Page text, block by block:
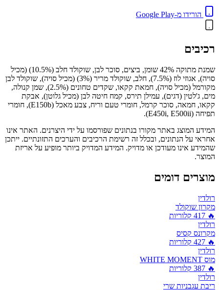
הורידו מ-Google Play
רכיבים
שמנת מתוקה 42% שומן, ביצים, סוכר לבן, שוקולד חלב (10.5%) (מכיל
סויה), אגוזי לוז (7.5%), חלב, שוקולד מריר (3%) (מכיל סויה), שוקולד לבן
מקורמל (מכיל סויה), חמאת קקאו, שקדים טחונים (2.5%), שמן קנולה,
מים, ג'לטין (דגים), עמילן תירס, קמח חיטה לבן (מכיל גלוטן), אבקת
קקאו, חמאה, סוכר קרמל, חומרי טעם וריח, צבע מאכל (E150b), חומרי
תפיחה (E450i, E500ii).
המידע המוצג באתר מקורו בנתונים שפורסמו על ידי היצרנים. האתר אינו
אחראי על הנתונים, ובכלל זה רשימת הרכיבים והערכים התזונתיים. ייתכן
שהמידע אינו מעודכן או מדויק. המידע המדויק ביותר מופיע על אריזת
המוצר.
מוצרים דומים
רולדין
מקרון שוקולד
🔥
417 קלוריות
רולדין
מקרונס קסיס
🔥
427 קלוריות
רולדין
מוס WHITE MOMENT
🔥
387 קלוריות
רולדין
ריבת עגבניות שרי